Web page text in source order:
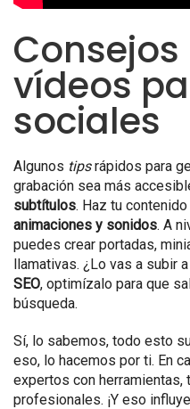
vídeos
sociales
Algunos tipsrápidos para
grabación sea más
subtítulos. Haz tu
animaciones y sonidos. A
puedes crear portadas,
llamativas. ¿Lo vas a subir a
SEO, optimízalo para que
búsqueda.
Sí, lo sabemos, todo esto
eso, lo hacemos por ti. En
expertos con herramientas,
profesionales. ¡Y eso